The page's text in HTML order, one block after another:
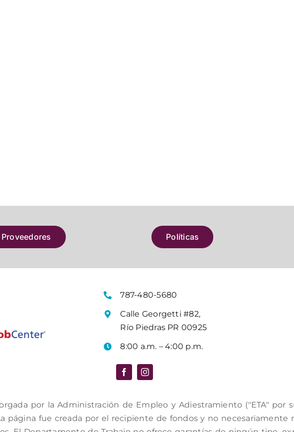
Políticas
787-480-5680
Calle Georgetti #82,
Río Piedras PR 00925
8:00 a.m. – 4:00 p.m.
por la Administración de Empleo y Adiestramiento ("ETA" por
página fue creada por el recipiente de fondos y no necesariamente